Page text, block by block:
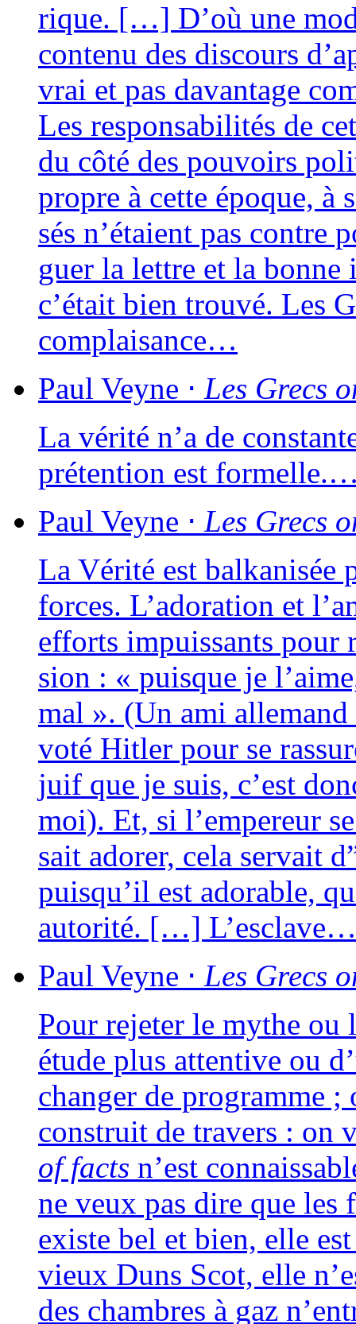
rique. […] D’où une
conte­nu des dis­cours
vrai et pas davan­tage
Les res­pon­sa­bi­li­tés de
du côté des pou­voirs
propre à cette époque,
sés n’étaient pas
guer la lettre et la bonne
c’était bien trou­vé. Les
complaisance…
Paul Veyne ⋅ Les Grecs
La véri­té n’a de
pré­ten­tion est
Paul Veyne ⋅ Les Grecs
La Vérité est bal­ka­ni­sée
forces. L’adoration et
efforts impuis­sants pour
sion : « puisque je
mal ». (Un ami alle­mand
voté Hitler pour se
juif que je suis, c’est
moi). Et, si l’empereur
sait ado­rer, cela ser­vait
puisqu’il est ado­rable,
auto­ri­té. […] L’esclave…
Paul Veyne ⋅ Les Grecs
Pour reje­ter le mythe ou
étude plus atten­tive ou
chan­ger de pro­gramme
construit de tra­vers : on
of facts n’est
ne veux pas dire que les
existe bel et bien, elle
vieux Duns Scot, elle
des chambres à gaz